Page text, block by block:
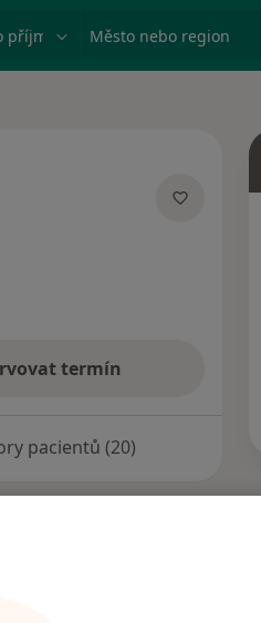
příjmení Město nebo region
termín
pacientů (20)
službách.